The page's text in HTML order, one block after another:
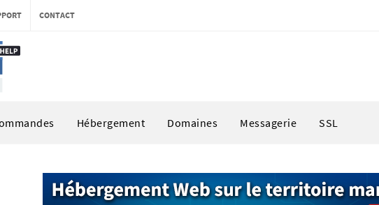
CONTACT
Hébergement Domaines Messagerie SSL